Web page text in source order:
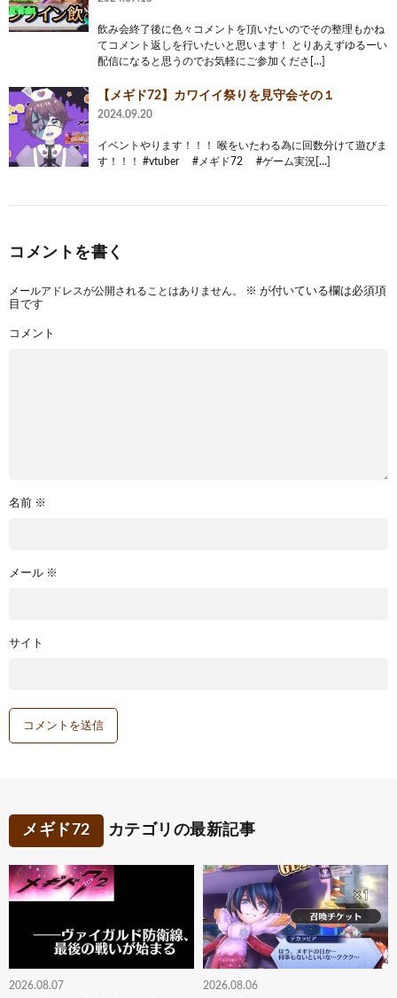
飲み会終了後に色々コメントを頂いたいのでその整理もかね
てコメント返しを行いたいと思います！ とりあえずゆるーい
配信になると思うのでお気軽にご参加くださ[…]
【メギド72】カワイイ祭りを見守会その１
2024.09.20
イベントやります！！！ 喉をいたわる為に回数分けて遊びま
す！！！ #vtuber #メギド72 #ゲーム実況[…]
コメントを書く
メールアドレスが公開されることはありません。 ※ が付いている欄は必須項
目です
コメント
名前 ※
メール ※
サイト
メギド72 カテゴリの最新記事
2026.08.07 2026.08.06